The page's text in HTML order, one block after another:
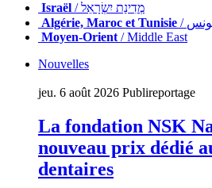
Israël
/ מְדִינַת יִשְׂרָאֵל
Algérie, Maroc et Tunisie
Moyen-Orient/ Middle East
Nouvelles
jeu. 6 août 2026 Publireportage
La fondation NSK
nouveau prix dédié
dentaires